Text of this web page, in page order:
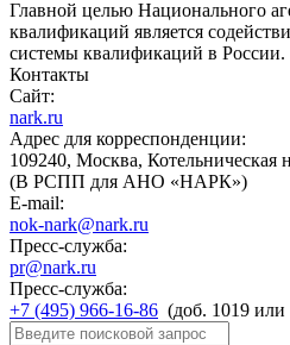
Главной целью Национального
квалификаций является
системы квалификаций в России.
Контакты
Сайт:
nark.ru
Адрес для корреспонденции:
109240, Москва, Котельническая
(В РСПП для АНО «НАРК»)
E-mail:
nok-nark@nark.ru
Пресс-служба:
pr@nark.ru
Пресс-служба:
+7 (495) 966-16-86 (доб. 1019 или